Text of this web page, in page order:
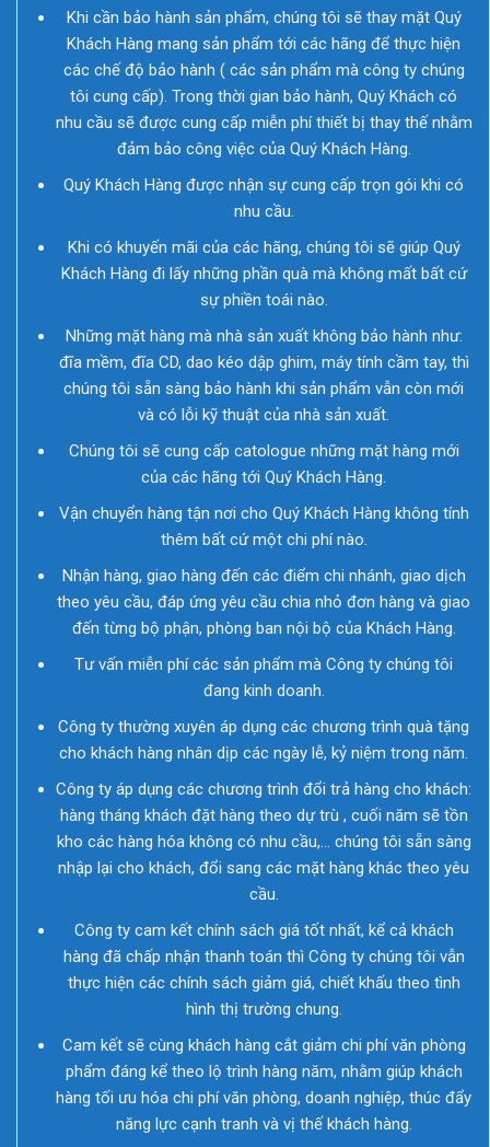
Khi cần bảo hành sản phẩm, chúng tôi sẽ thay mặt Quý
Khách Hàng mang sản phẩm tới các hãng để thực hiện
các chế độ bảo hành ( các sản phẩm mà công ty chúng
tôi cung cấp). Trong thời gian bảo hành, Quý Khách có
nhu cầu sẽ được cung cấp miễn phí thiết bị thay thế nhằm
đảm bảo công việc của Quý Khách Hàng.
Quý Khách Hàng được nhận sự cung cấp trọn gói khi có
nhu cầu.
Khi có khuyến mãi của các hãng, chúng tôi sẽ giúp Quý
Khách Hàng đi lấy những phần quà mà không mất bất cứ
sự phiền toái nào.
Những mặt hàng mà nhà sản xuất không bảo hành như:
đĩa mềm, đĩa CD, dao kéo dập ghim, máy tính cầm tay, thì
chúng tôi sẵn sàng bảo hành khi sản phẩm vẫn còn mới
và có lỗi kỹ thuật của nhà sản xuất.
Chúng tôi sẽ cung cấp catologue những mặt hàng mới
của các hãng tới Quý Khách Hàng.
Vận chuyển hàng tận nơi cho Quý Khách Hàng không tính
thêm bất cứ một chi phí nào.
Nhận hàng, giao hàng đến các điểm chi nhánh, giao dịch
theo yêu cầu, đáp ứng yêu cầu chia nhỏ đơn hàng và giao
đến từng bộ phận, phòng ban nội bộ của Khách Hàng.
Tư vấn miễn phí các sản phẩm mà Công ty chúng tôi
đang kinh doanh.
Công ty thường xuyên áp dụng các chương trình quà tặng
cho khách hàng nhân dịp các ngày lễ, kỷ niệm trong năm.
Công ty áp dụng các chương trình đổi trả hàng cho khách:
hàng tháng khách đặt hàng theo dự trù , cuối năm sẽ tồn
kho các hàng hóa không có nhu cầu,… chúng tôi sẵn sàng
nhập lại cho khách, đổi sang các mặt hàng khác theo yêu
cầu.
Công ty cam kết chính sách giá tốt nhất, kể cả khách
hàng đã chấp nhận thanh toán thì Công ty chúng tôi vẫn
thực hiện các chính sách giảm giá, chiết khấu theo tình
hình thị trường chung.
Cam kết sẽ cùng khách hàng cắt giảm chi phí văn phòng
phẩm đáng kể theo lộ trình hàng năm, nhằm giúp khách
hàng tối ưu hóa chi phí văn phòng, doanh nghiệp, thúc đẩy
năng lực cạnh tranh và vị thế khách hàng.